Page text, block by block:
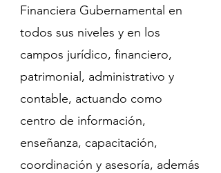
Financiera Gubernamental en
todos sus niveles y en los
campos jurídico, financiero,
patrimonial, administrativo y
contable, actuando como
centro de información,
enseñanza, capacitación,
coordinación y asesoría, además